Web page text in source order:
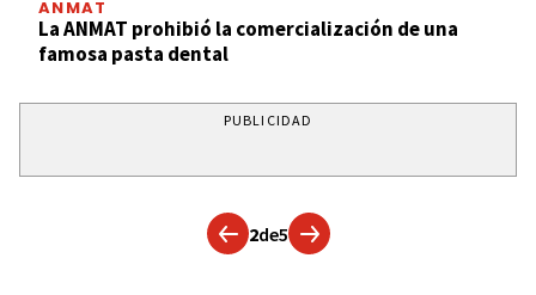
ANMAT
La ANMAT prohibió la comercialización de una
famosa pasta dental
PUBLICIDAD
2de5